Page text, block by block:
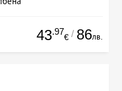
43.97
€ / 86лв.